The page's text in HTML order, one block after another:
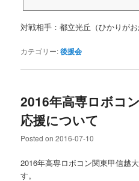
対戦相手：都立光丘（ひかりが
カテゴリー:後援会
2016年高専ロボコ
応援について
Posted on2016-07-10
2016年高専ロボコン関東甲信越
す。